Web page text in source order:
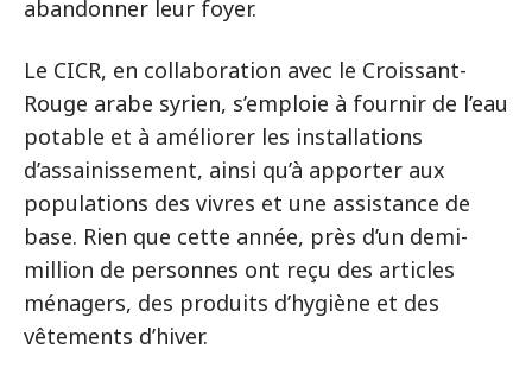
abandonner leur foyer.
Le CICR, en collaboration avec le Croissant-
Rouge arabe syrien, s’emploie à fournir de l’eau
potable et à améliorer les installations
d’assainissement, ainsi qu’à apporter aux
populations des vivres et une assistance de
base. Rien que cette année, près d’un demi-
million de personnes ont reçu des articles
ménagers, des produits d’hygiène et des
vêtements d’hiver.